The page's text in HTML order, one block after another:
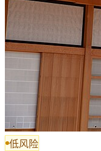
低风险